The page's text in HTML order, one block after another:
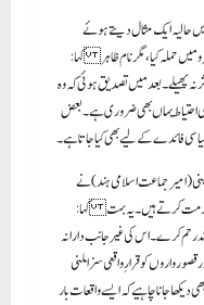
حالیہ ایک مثال دیتے ہوئے
کہا: “ایک شخص نے میٹرو میں حملہ کیا، مگر نام ظاہر
نہ پھیلے۔ بعد میں تصدیق ہوئی کہ وہ
احتیاط یہاں بھی ضروری ہے۔ بعض
(امیر جماعت اسلامی ہند) نے
کہا: “ہم واقعے کی سخت مذمت کرتے ہیں۔ یہ بہت
رحم کرے۔ اس کی غیر جانب دارانہ
کو قرارِ واقعی سزا ملنی
دیکھا جانا چاہیے کہ ایسے واقعات بار